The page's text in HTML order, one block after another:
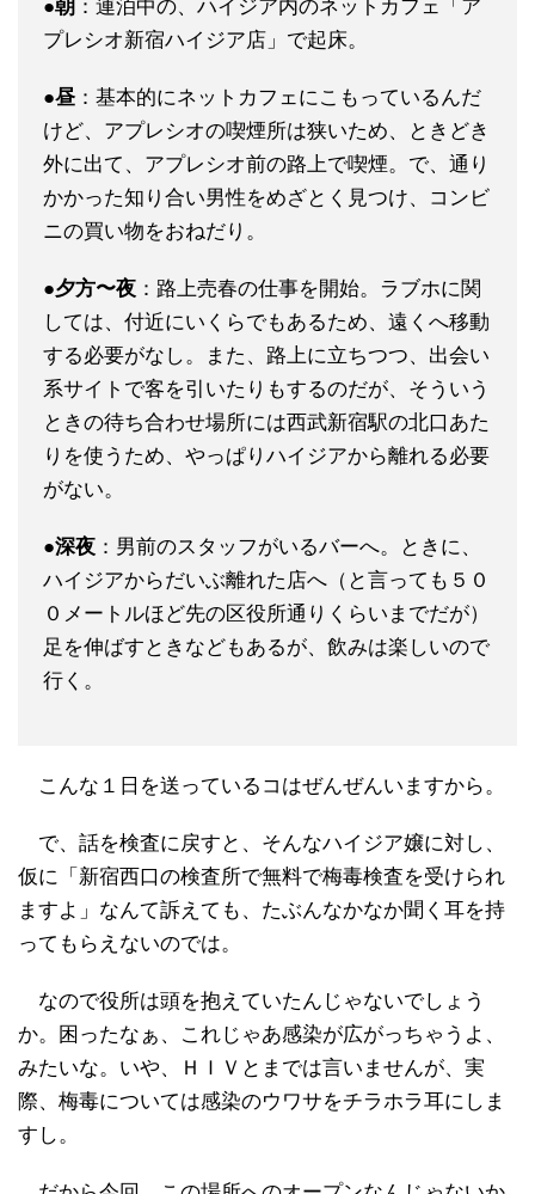
●朝 ：連泊中の、ハイジア内のネットカフェ「ア
プレシオ新宿ハイジア店」で起床。
●昼 ：基本的にネットカフェにこもっているんだ
けど、アプレシオの喫煙所は狭いため、ときどき
外に出て、アプレシオ前の路上で喫煙。で、通り
かかった知り合い男性をめざとく見つけ、コンビ
ニの買い物をおねだり。
●夕方〜夜 ：路上売春の仕事を開始。ラブホに関
しては、付近にいくらでもあるため、遠くへ移動
する必要がなし。また、路上に立ちつつ、出会い
系サイトで客を引いたりもするのだが、そういう
ときの待ち合わせ場所には西武新宿駅の北口あた
りを使うため、やっぱりハイジアから離れる必要
がない。
●深夜 ：男前のスタッフがいるバーへ。ときに、
ハイジアからだいぶ離れた店へ（と言っても５０
０メートルほど先の区役所通りくらいまでだが）
足を伸ばすときなどもあるが、飲みは楽しいので
行く。
こんな１日を送っているコはぜんぜんいますから。
で、話を検査に戻すと、そんなハイジア嬢に対し、
仮に「新宿西口の検査所で無料で梅毒検査を受けられ
ますよ」なんて訴えても、たぶんなかなか聞く耳を持
ってもらえないのでは。
なので役所は頭を抱えていたんじゃないでしょう
か。困ったなぁ、これじゃあ感染が広がっちゃうよ、
みたいな。いや、ＨＩＶとまでは言いませんが、実
際、梅毒については感染のウワサをチラホラ耳にしま
すし。